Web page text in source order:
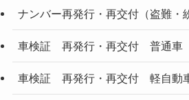
ナンバー再発行・再交付（盗難・
車検証 再発行・再交付 普通車
車検証 再発行・再交付 軽自動